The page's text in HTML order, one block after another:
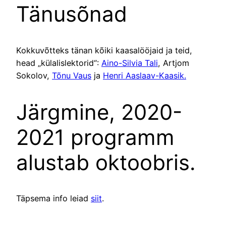
Tänusõnad
Kokkuvõtteks tänan kõiki kaasalööjaid ja teid,
head „külalislektorid“: Aino-Silvia Tali, Artjom
Sokolov, Tõnu Vaus ja Henri Aaslaav-Kaasik.
Järgmine, 2020-
2021 programm
alustab oktoobris.
Täpsema info leiad siit.